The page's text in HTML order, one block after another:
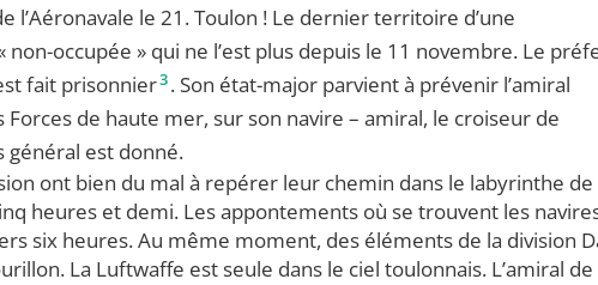
l’Aéronavale le 21. Toulon ! Le dernier territoire d’une
occupée » qui ne l’est plus depuis le 11 novembre. Le
fait prisonnier3. Son état-major parvient à prévenir l’amiral
de haute mer, sur son navire – amiral, le croiseur de
général est donné.
ont bien du mal à repérer leur chemin dans le labyrinthe de
heures et demi. Les appontements où se trouvent les
six heures. Au même moment, des éléments de la division
La Luftwaffe est seule dans le ciel toulonnais. L’amiral de